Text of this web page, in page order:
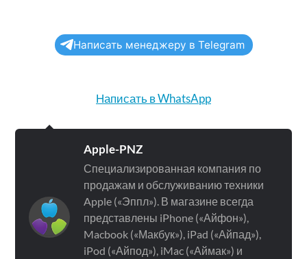
Написать менеджеру в Telegram
Написать в WhatsApp
Apple-PNZ
Специализированная компания по
продажам и обслуживанию техники
Apple («Эппл»). В магазине всегда
представлены iPhone («Айфон»),
Macbook («Макбук»), iPad («Айпад»),
iPod («Айпод»), iMac («Аймак») и